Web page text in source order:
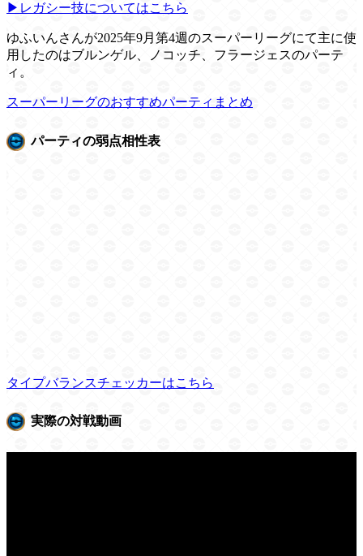
▶レガシー技についてはこちら
ゆふいんさんが2025年9月第4週のスーパーリーグにて主に使
用したのはブルンゲル、ノコッチ、フラージェスのパーテ
ィ。
スーパーリーグのおすすめパーティまとめ
パーティの弱点相性表
タイプバランスチェッカーはこちら
実際の対戦動画